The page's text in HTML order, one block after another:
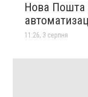
Нова Пошта
11:26, 3 серпня